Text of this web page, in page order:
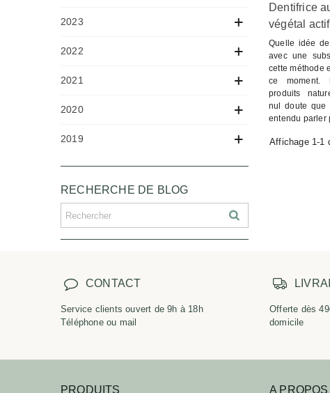
2023
2022
2021
2020
2019
RECHERCHE DE BLOG
Dentifrice
végétal actif
Quelle idée
avec une
cette méthode
ce moment.
produits
nul doute que
entendu parler
Affichage 1-1
CONTACT
Service clients ouvert de 9h à 18h
Téléphone ou mail
Offerte dès
domicile
PRODUITS A PROPOS